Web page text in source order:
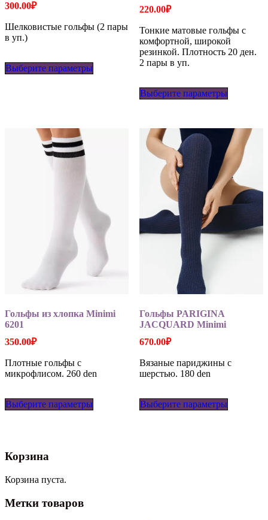
300.00₽
Шелковистые гольфы (2 пары
в уп.)
Выберите параметры
220.00₽
Тонкие матовые гольфы с
комфортной, широкой
резинкой. Плотность 20 ден.
2 пары в уп.
Выберите параметры
Опции
можно
выбрать
на
странице
товара.
Гольфы из хлопка Minimi
6201
350.00₽
Плотные гольфы с
микрофлисом. 260 den
Выберите параметры
Гольфы PARIGINA
JACQUARD Minimi
670.00₽
Вязаные париджины с
шерстью. 180 den
Выберите параметры
Корзина
Корзина пуста.
Метки товаров